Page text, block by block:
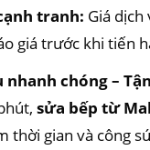
tranh: Giá
giá trước khi tiến
nhanh chóng –
sửa bếp từ
thời gian và công